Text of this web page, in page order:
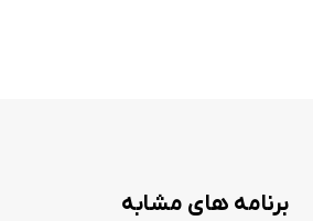
برنامه های مشابه